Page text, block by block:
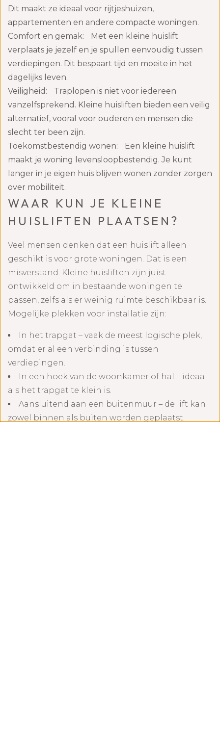
Dit maakt ze ideaal voor rijtjeshuizen,
appartementen en andere compacte woningen.
Comfort en gemak: Met een kleine huislift
verplaats je jezelf en je spullen eenvoudig tussen
verdiepingen. Dit bespaart tijd en moeite in het
dagelijks leven.
Veiligheid: Traplopen is niet voor iedereen
vanzelfsprekend. Kleine huisliften bieden een veilig
alternatief, vooral voor ouderen en mensen die
slecht ter been zijn.
Toekomstbestendig wonen: Een kleine huislift
maakt je woning levensloopbestendig. Je kunt
langer in je eigen huis blijven wonen zonder zorgen
over mobiliteit.
WAAR KUN JE KLEINE
HUISLIFTEN PLAATSEN?
Veel mensen denken dat een huislift alleen
geschikt is voor grote woningen. Dat is een
misverstand. Kleine huisliften zijn juist
ontwikkeld om in bestaande woningen te
passen, zelfs als er weinig ruimte beschikbaar is.
Mogelijke plekken voor installatie zijn:
In het trapgat – vaak de meest logische plek,
omdat er al een verbinding is tussen
verdiepingen.
In een hoek van de woonkamer of hal – ideaal
als het trapgat te klein is.
Aansluitend aan een buitenmuur – de lift kan
zowel binnen als buiten worden geplaatst.